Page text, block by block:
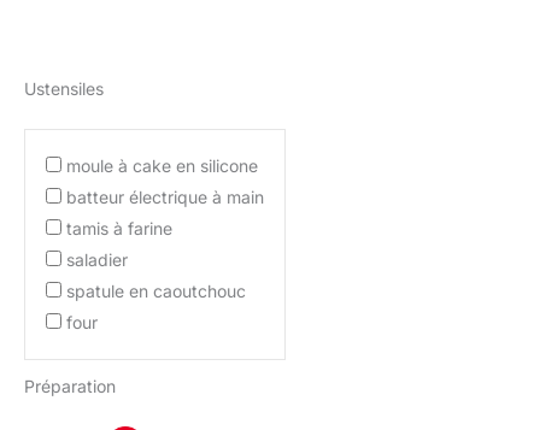
Ustensiles
moule à cake en silicone
batteur électrique à main
tamis à farine
saladier
spatule en caoutchouc
four
Préparation